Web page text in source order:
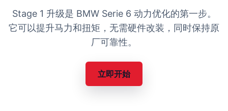
Stage 1 升级是 BMW Serie 6 动力优化的第一步。
它可以提升马力和扭矩，无需硬件改装，同时保持原
厂可靠性。
立即开始